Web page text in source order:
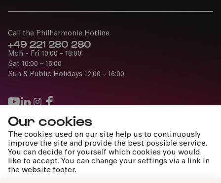
Our cookies
The cookies used on our site help us to continuously
improve the site and provide the best possible service.
You can decide for yourself which cookies you would
like to accept. You can change your settings via a link in
the website footer.
Bürgerzentrum Nippes – Altenberger Hof
PhilharmonieVeedel Pänz
»Die Musikerfinderei«
Thu
24.10.2024
10:30
Press
Jobs
News
Contact
Submit a withdrawal request
Call the Philharmonie Hotline
+49 221 280 280
Mon - Fri 10:00 – 18:00
Sat 10:00 – 16:00
Sun & Public Holidays 12:00 – 16:00